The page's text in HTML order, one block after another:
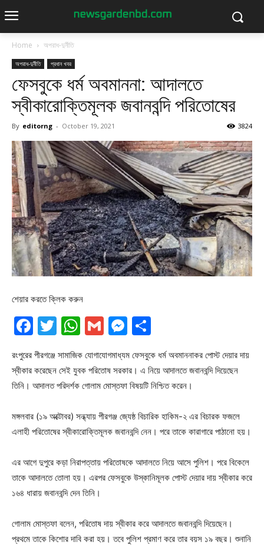
Home অপরাধ-দুর্নীতি
অপরাধ-দুর্নীতি প্রধান খবর
ফেসবুকে ধর্ম অবমাননা: আদালতে
স্বীকারোক্তিমূলক জবানবন্দি পরিতোষের
By editorng - October 19, 2021 3824
শেয়ার করতে ক্লিক করুন
Facebook
Twitter
WhatsApp
GmailMessenger
রংপুরের পীরগঞ্জে সামাজিক যোগাযোগমাধ্যম ফেসবুকে ধর্ম অবমাননাকর পোস্ট দেয়ার দায়
স্বীকার করেছেন সেই যুবক পরিতোষ সরকার। এ নিয়ে আদালতে জবানবন্দি দিয়েছেন
তিনি। আদালত পরিদর্শক গোলাম মোস্তফা বিষয়টি নিশ্চিত করেন।
মঙ্গলবার (১৯ অক্টোবর) সন্ধ্যায় পীরগঞ্জ জ্যেষ্ঠ বিচারিক হাকিম-২ এর বিচারক ফজলে
এলাহী পরিতোষের স্বীকারোক্তিমূলক জবানবন্দি নেন। পরে তাকে কারাগারে পাঠানো হয়।
এর আগে দুপুরে কড়া নিরাপত্তায় পরিতোষকে আদালতে নিয়ে আসে পুলিশ। পরে বিকেলে
তাকে আদালতে তোলা হয়। এরপর ফেসবুকে উস্কানিমূলক পোস্ট দেয়ার দায় স্বীকার করে
১৬৪ ধারায় জবানবন্দি দেন তিনি।
গোলাম মোস্তফা বলেন, পরিতোষ দায় স্বীকার করে আদালতে জবানবন্দি দিয়েছেন।
প্রথমে তাকে কিশোর দাবি করা হয়। তবে পুলিশ প্রমাণ করে তার বয়স ১৯ বছর। শুনানি